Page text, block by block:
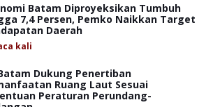
Batam Diproyeksikan Tumbuh
7,4 Persen, Pemko Naikkan Target
Daerah
kali
Dukung Penertiban
Ruang Laut Sesuai
Peraturan Perundang-